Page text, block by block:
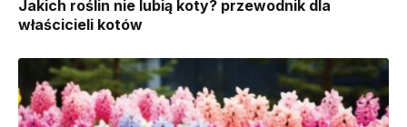
Jakich roślin nie lubią koty? przewodnik dla
właścicieli kotów